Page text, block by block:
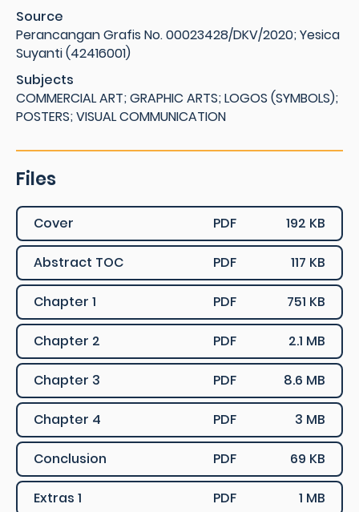
Source
Perancangan Grafis No. 00023428/DKV/2020; Yesica
Suyanti (42416001)
Subjects
COMMERCIAL ART; GRAPHIC ARTS; LOGOS (SYMBOLS);
POSTERS; VISUAL COMMUNICATION
Files
Cover PDF 192 KB
Abstract TOC PDF 117 KB
Chapter 1 PDF 751 KB
Chapter 2 PDF 2.1 MB
Chapter 3 PDF 8.6 MB
Chapter 4 PDF 3 MB
Conclusion PDF 69 KB
Extras 1 PDF 1 MB